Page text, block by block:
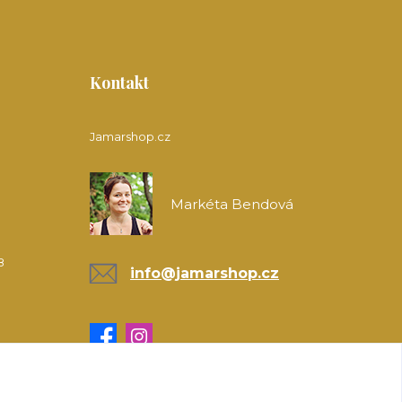
Kontakt
Jamarshop.cz
Markéta Bendová
info@jamarshop.cz